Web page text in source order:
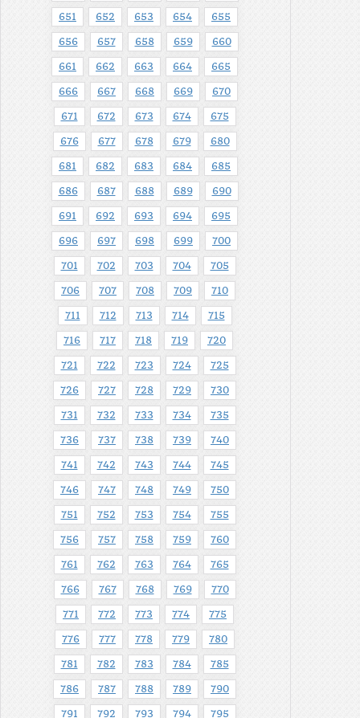
651 652 653 654 655
656 657 658 659 660
661 662 663 664 665
666 667 668 669 670
671 672 673 674 675
676 677 678 679 680
681 682 683 684 685
686 687 688 689 690
691 692 693 694 695
696 697 698 699 700
701 702 703 704 705
706 707 708 709 710
711 712 713 714 715
716 717 718 719 720
721 722 723 724 725
726 727 728 729 730
731 732 733 734 735
736 737 738 739 740
741 742 743 744 745
746 747 748 749 750
751 752 753 754 755
756 757 758 759 760
761 762 763 764 765
766 767 768 769 770
771 772 773 774 775
776 777 778 779 780
781 782 783 784 785
786 787 788 789 790
791 792 793 794 795